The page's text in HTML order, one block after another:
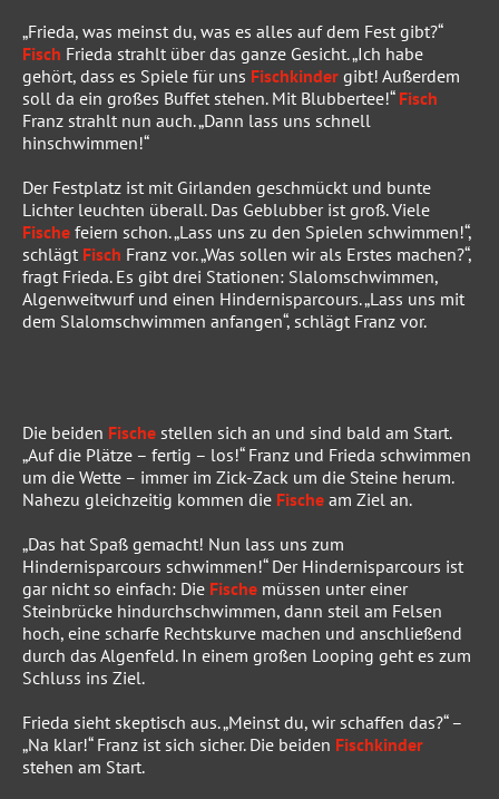
„Frieda, was meinst du, was es alles auf dem Fest gibt?“
Fisch Frieda strahlt über das ganze Gesicht. „Ich habe
gehört, dass es Spiele für uns Fischkinder gibt! Außerdem
soll da ein großes Buffet stehen. Mit Blubbertee!“ Fisch
Franz strahlt nun auch. „Dann lass uns schnell
hinschwimmen!“
Der Festplatz ist mit Girlanden geschmückt und bunte
Lichter leuchten überall. Das Geblubber ist groß. Viele
Fische feiern schon. „Lass uns zu den Spielen schwimmen!“,
schlägt Fisch Franz vor. „Was sollen wir als Erstes machen?“,
fragt Frieda. Es gibt drei Stationen: Slalomschwimmen,
Algenweitwurf und einen Hindernisparcours. „Lass uns mit
dem Slalomschwimmen anfangen“, schlägt Franz vor.
Die beiden Fische stellen sich an und sind bald am Start.
„Auf die Plätze – fertig – los!“ Franz und Frieda schwimmen
um die Wette – immer im Zick-Zack um die Steine herum.
Nahezu gleichzeitig kommen die Fische am Ziel an.
„Das hat Spaß gemacht! Nun lass uns zum
Hindernisparcours schwimmen!“ Der Hindernisparcours ist
gar nicht so einfach: Die Fische müssen unter einer
Steinbrücke hindurchschwimmen, dann steil am Felsen
hoch, eine scharfe Rechtskurve machen und anschließend
durch das Algenfeld. In einem großen Looping geht es zum
Schluss ins Ziel.
Frieda sieht skeptisch aus. „Meinst du, wir schaffen das?“ –
„Na klar!“ Franz ist sich sicher. Die beiden Fischkinder
stehen am Start.